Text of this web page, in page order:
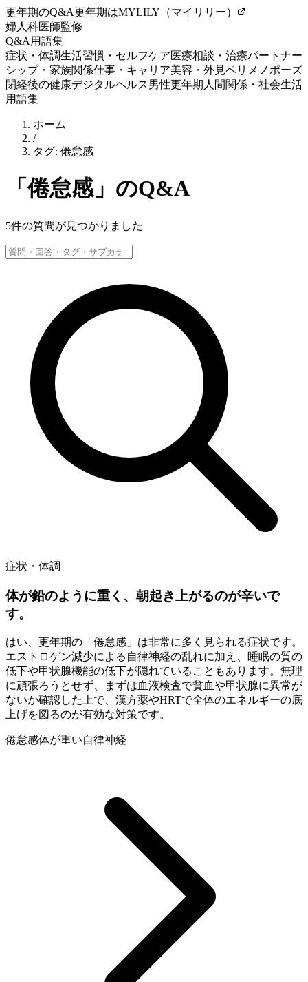
更年期のQ&A更年期はMYLILY（マイリリー）
婦人科医師監修
Q&A 用語集
症状・体調生活習慣・セルフケア医療相談・治療パートナー
シップ・家族関係仕事・キャリア美容・外見ペリメノポーズ
閉経後の健康デジタルヘルス男性更年期 人間関係・社会生活
用語集
ホーム
/
タグ: 倦怠感
「倦怠感」のQ&A
5件の質問が見つかりました
症状・体調
体が鉛のように重く、朝起き上がるのが辛いで
す。
はい、更年期の「倦怠感」は非常に多く見られる症状です。
エストロゲン減少による自律神経の乱れに加え、睡眠の質の
低下や甲状腺機能の低下が隠れていることもあります。無理
に頑張ろうとせず、まずは血液検査で貧血や甲状腺に異常が
ないか確認した上で、漢方薬やHRTで全体のエネルギーの底
上げを図るのが有効な対策です。
倦怠感体が重い自律神経